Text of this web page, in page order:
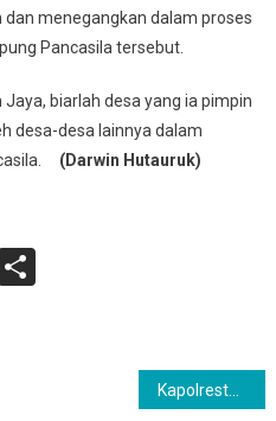
menegangkan dalam proses
Pancasila tersebut.
biarlah desa yang ia pimpin
desa-desa lainnya dalam
(Darwin Hutauruk)
Share
Kapolresta Deli Serdang Hadiri Upacara HUT RI Ke 77 Di Alun – Alun Kab. Deli Serdang